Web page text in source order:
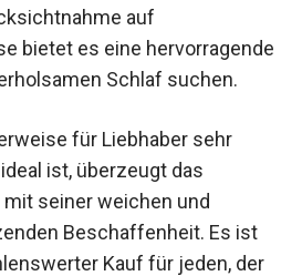
auf
bietet es eine hervorragende
Schlaf suchen.
für Liebhaber sehr
ist, überzeugt das
mit seiner weichen und
Beschaffenheit. Es ist
Kauf für jeden, der